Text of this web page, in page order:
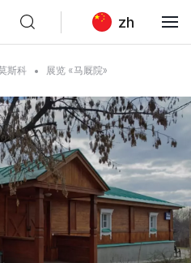
zh
斯科 展览 «马厩院»